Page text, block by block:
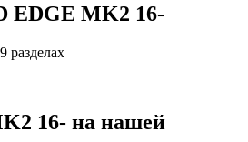
EDGE MK2 16-
разделах
16- на нашей